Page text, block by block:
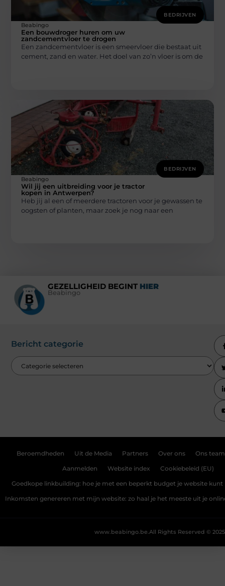
BEDRIJVEN
Beabingo
Een bouwdroger huren om uw
zandcementvloer te drogen
Een zandcementvloer is een smeervloer die bestaat uit
cement, zand en water. Het doel van zo’n vloer is om de
BEDRIJVEN
Beabingo
Wil jij een uitbreiding voor je tractor
kopen in Antwerpen?
Heb jij al een of meerdere tractoren voor je gewassen te
oogsten of planten, maar zoek je nog naar een
GEZELLIGHEID BEGINT HIER
Beabingo
Bericht categorie
Beroemdheden Uit de Media Partners Over ons Ons team
Aanmelden Website index Cookiebeleid (EU)
Goedkope linkbuilding: hoe je met een beperkt budget je website kunt
Inkomsten genereren met mijn website: zo haal je het meeste uit je
All Rights Reserved © 2025
www.beabingo.be.